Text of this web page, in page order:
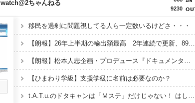
9230
watch@2ちゃんねる
移民を過剰に問題視してる人ら一定数いるけどさ・・・
【朗報】26年上半期の輸出額最高 2年連続で更新、8977億円 農水省「インバウンドの増加に伴い、日本食の認知度が向上」
【朗報】松本人志企画・プロデュース『ドキュメンタル』、アメリカで初の制作が決定！ 海外タイトル『LOL』として世界25ヶ国・地域で展開
【ひまわり学級】支援学級に名前は必要なのか？
t.A.T.u.のドタキャンは「Ｍステ」だけじゃない！ はしのえみ「来なかったんですよ…」